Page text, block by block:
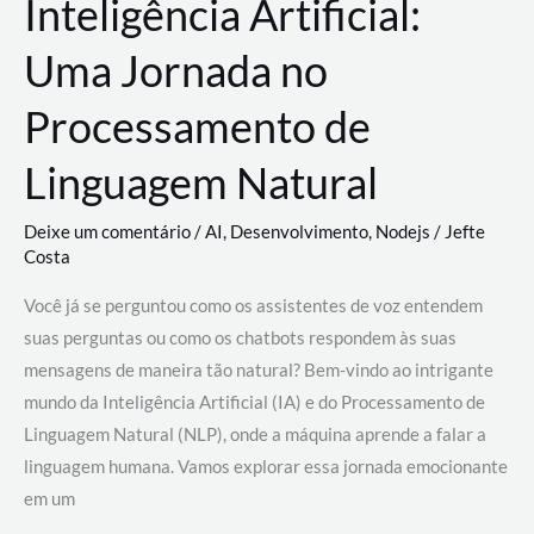
Inteligência Artificial:
Uma Jornada no
Processamento de
Linguagem Natural
Deixe um comentário/AI, Desenvolvimento, Nodejs / Jefte
Costa
Você já se perguntou como os assistentes de voz entendem
suas perguntas ou como os chatbots respondem às suas
mensagens de maneira tão natural? Bem-vindo ao intrigante
mundo da Inteligência Artificial (IA) e do Processamento de
Linguagem Natural (NLP), onde a máquina aprende a falar a
linguagem humana. Vamos explorar essa jornada emocionante
em um